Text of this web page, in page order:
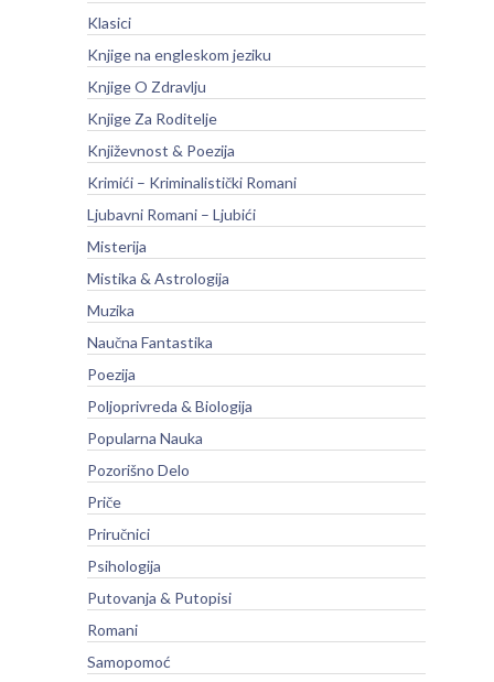
Klasici
Knjige na engleskom jeziku
Knjige O Zdravlju
Knjige Za Roditelje
Književnost & Poezija
Krimići – Kriminalistički Romani
Ljubavni Romani – Ljubići
Misterija
Mistika & Astrologija
Muzika
Naučna Fantastika
Poezija
Poljoprivreda & Biologija
Popularna Nauka
Pozorišno Delo
Priče
Priručnici
Psihologija
Putovanja & Putopisi
Romani
Samopomoć